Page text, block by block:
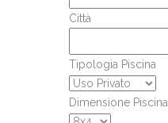
Città
Tipologia Piscina
Dimensione Piscina